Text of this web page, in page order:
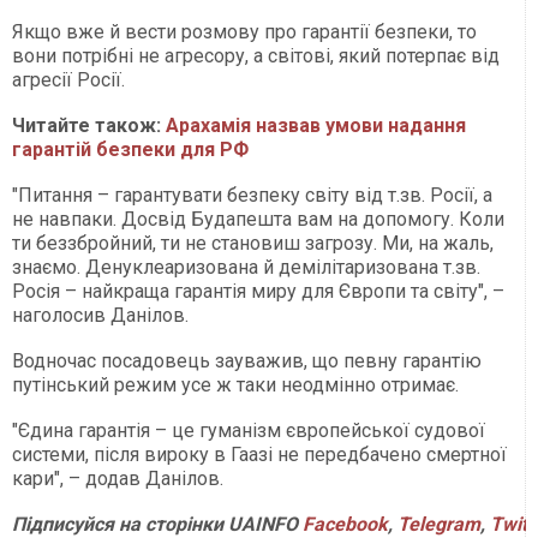
Якщо вже й вести розмову про гарантії безпеки, то
вони потрібні не агресору, а світові, який потерпає від
агресії Росії.
Читайте також: Арахамія назвав умови надання
гарантій безпеки для РФ
"Питання – гарантувати безпеку світу від т.зв. Росії, а
не навпаки. Досвід Будапешта вам на допомогу. Коли
ти беззбройний, ти не становиш загрозу. Ми, на жаль,
знаємо. Денуклеаризована й демілітаризована т.зв.
Росія – найкраща гарантія миру для Європи та світу", –
наголосив Данілов.
Водночас посадовець зауважив, що певну гарантію
путінський режим усе ж таки неодмінно отримає.
"Єдина гарантія – це гуманізм європейської судової
системи, після вироку в Гаазі не передбачено смертної
кари", – додав Данілов.
Підписуйся на сторінки UAINFO Facebook, Telegram,